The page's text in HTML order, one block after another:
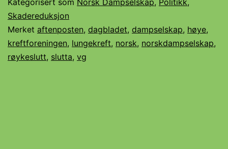
Kategorisert som Norsk Dampselskap, Politikk,
Skadereduksjon
Merket aftenposten, dagbladet, dampselskap, høye,
kreftforeningen, lungekreft, norsk, norskdampselskap,
røykeslutt, slutta, vg